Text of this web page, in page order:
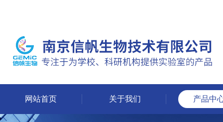
网站首页 关于我们 产品中